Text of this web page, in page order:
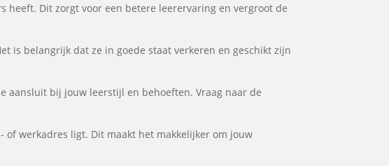
Dit zorgt voor een betere leerervaring en vergroot de
is belangrijk dat ze in goede staat verkeren en geschikt zijn
aansluit bij jouw leerstijl en behoeften. Vraag naar de
werkadres ligt. Dit maakt het makkelijker om jouw